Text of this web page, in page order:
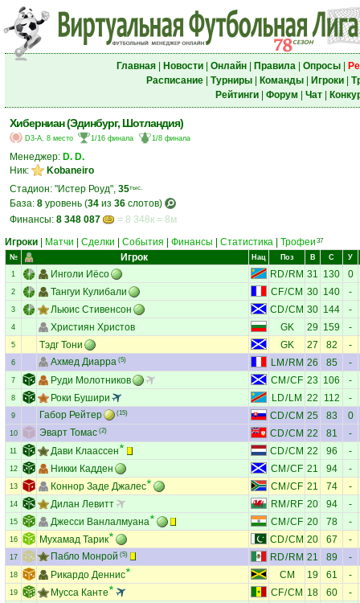
Главная| Новости| Онлайн| Правила| Опросы|
Расписание| Турниры| Команды| Игроки|
Рейтинги| Форум Чат|
Хиберниан (Эдинбург, Шотландия)
D3-A, 8 место 1/16 финала 1/8 финала
Менеджер: D. D.
Ник:
Kobaneiro
Стадион: "Истер Роуд", 35тыс.
База: 8 уровень (34 из 36 слотов)
Финансы: 8 348 087
= 8 348к = 8м
Игроки
Матчи Сделки События Финансы Статистика Трофеи 37
№ Игрок Нац Поз В С У
1 Инголи Иёсо RD/ RM 31 130 0
2 Тангуи Кулибали CF/CM 30 140 -
3 Льюис Стивенсон CD/CM 30 144 -
4 Християн Христов GK 29 159 -
5 Тэдг Тони GK 27 82 -
6 Ахмед Диарра (5) LM /RM 26 85 -
7 Руди Молотников CM /CF 23 106 -
8 Роки Бушири LD/ LM 22 112 -
9 Габор Рейтер (15) CD/CM 25 83 0
10 Эварт Томас (2) CD/CM 22 81 -
11 Дави Клаассен CD/CM 22 96 -
12 Никки Кадден CM /CF 21 94 -
13 Коннор Заде Джалес CM /CF 21 74 -
14 Дилан Левитт RM / RF 20 94 -
15 Джесси Ванлалмуана CM /CF 20 78 -
16 Мухамад Тарик CD/CM 20 67 -
17 Пабло Монрой (5) RD/ RM 21 89 -
18 Рикардо Деннис CM 19 61 -
19 Мусса Канте CF/CM 18 60 -